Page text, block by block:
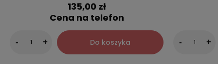
135,00 zł
Cena na telefon
- + Do koszyka - +